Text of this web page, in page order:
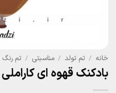
خانه / تم تولد / مناسبتی / تم رنگ
بادکنک قهوه ای کاراملی